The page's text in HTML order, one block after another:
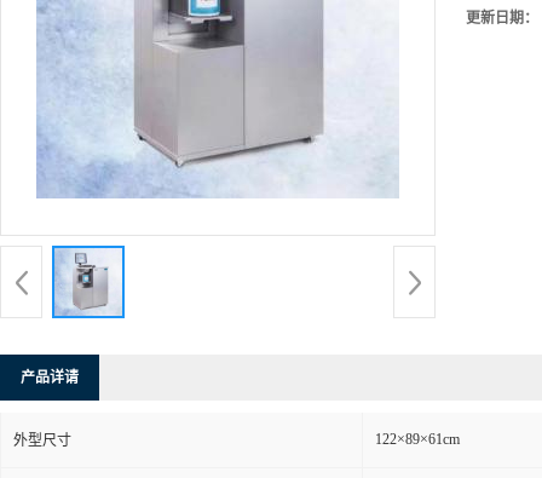
更新日期：
产品详请
外型尺寸 122×89×61cm